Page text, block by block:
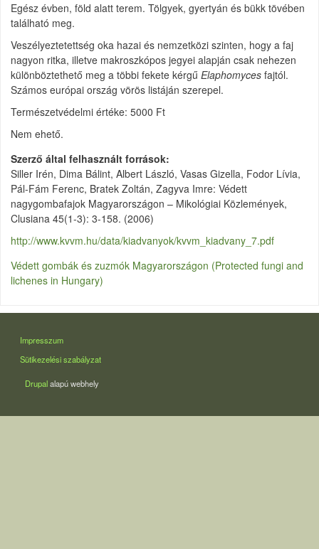
Egész évben, föld alatt terem. Tölgyek, gyertyán és bükk tövében
található meg.
Veszélyeztetettség oka hazai és nemzetközi szinten, hogy a faj
nagyon ritka, illetve makroszkópos jegyei alapján csak nehezen
különböztethető meg a többi fekete kérgű Elaphomyces fajtól.
Számos európai ország vörös listáján szerepel.
Természetvédelmi értéke: 5000 Ft
Nem ehető.
Szerző által felhasznált források
Siller Irén, Dima Bálint, Albert László, Vasas Gizella, Fodor Lívia,
Pál-Fám Ferenc, Bratek Zoltán, Zagyva Imre: Védett
nagygombafajok Magyarországon – Mikológiai Közlemények,
Clusiana 45(1-3): 3-158. (2006)
http://www.kvvm.hu/data/kiadvanyok/kvvm_kiadvany_7.pdf
Védett gombák és zuzmók Magyarországon (Protected fungi and
lichenes in Hungary)
LÁBLÉC
Impresszum
Sütikezelési szabályzat
Drupalalapú webhely